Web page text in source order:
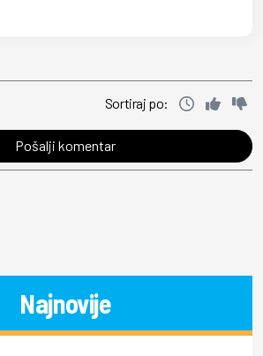
Sortiraj po:
Pošalji komentar
Najnovije